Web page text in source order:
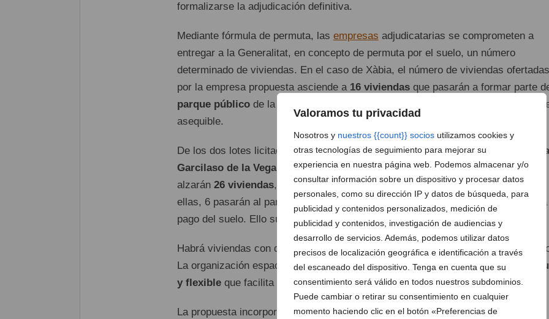
Valoramos tu privacidad
Nosotros y nuestros {{count}} socios utilizamos cookies y
otras tecnologías de seguimiento para mejorar su
experiencia en nuestra página web. Podemos almacenar y/o
consultar información sobre un dispositivo y procesar datos
personales, como su dirección IP y datos de búsqueda, para
publicidad y contenidos personalizados, medición de
publicidad y contenidos, investigación de audiencias y
desarrollo de servicios. Además, podemos utilizar datos
precisos de localización geográfica e identificación a través
del escaneado del dispositivo. Tenga en cuenta que su
consentimiento será válido en todos nuestros subdominios.
Puede cambiar o retirar su consentimiento en cualquier
momento haciendo clic en el botón «Preferencias de
formalizarse la adjudicación definitiva.
Mediante fórmula de permuta, las empresas adjudicatarias se comprometen a
entregar a la Generalitat, en concepto de permuta por el suelo, un número
determinado de viviendas. En el caso de Xàbia, el número de viviendas ofertadas
por la empresa propuesta asciende a 16 viviendasque pasarán a formar parte
parque públicode la Generalitat o del
para su arrendamiento a
asequible.
De los dos lotes licitados en Xàbia, el primero contemplaba dos parcelas en la
Garcilaso de la Vega, 14-16, con una edificabilidad de1.892 m²en la que se
alzarán 26 viviendas, con sus correspondientes aparcamientos ytrasteros. De
ellas, 6 pasarán al parque público de la Generalitat o del Consistorio como forma
pago del suelo. Ello supondrá una inversión total de 3.224.119 euros .
Habrá viviendas con dos dormitorios y terraza; con un dormitorio y varios
La organización espacial de las viviendas se ha concebido con un enfoque
y flexibleque facilita su adaptación a lo largo del tiempo.
La propuesta incorpora espacios exteriores de calidad, con zonas comunes